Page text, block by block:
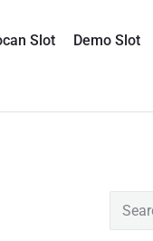
Slot Demo Slot